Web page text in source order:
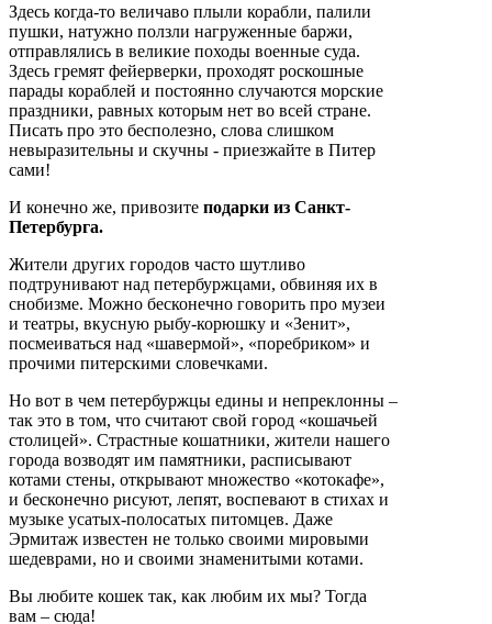
Здесь когда-то величаво плыли корабли, палили
пушки, натужно ползли нагруженные баржи,
отправлялись в великие походы военные суда.
Здесь гремят фейерверки, проходят роскошные
парады кораблей и постоянно случаются морские
праздники, равных которым нет во всей стране.
Писать про это бесполезно, слова слишком
невыразительны и скучны - приезжайте в Питер
сами!
И конечно же, привозите подарки из Санкт-
Петербурга.
Жители других городов часто шутливо
подтрунивают над петербуржцами, обвиняя их в
снобизме. Можно бесконечно говорить про музеи
и театры, вкусную рыбу-корюшку и «Зенит»,
посмеиваться над «шавермой», «поребриком» и
прочими питерскими словечками.
Но вот в чем петербуржцы едины и непреклонны –
так это в том, что считают свой город «кошачьей
столицей». Страстные кошатники, жители нашего
города возводят им памятники, расписывают
котами стены, открывают множество «котокафе»,
и бесконечно рисуют, лепят, воспевают в стихах и
музыке усатых-полосатых питомцев. Даже
Эрмитаж известен не только своими мировыми
шедеврами, но и своими знаменитыми котами.
Вы любите кошек так, как любим их мы? Тогда
вам – сюда!